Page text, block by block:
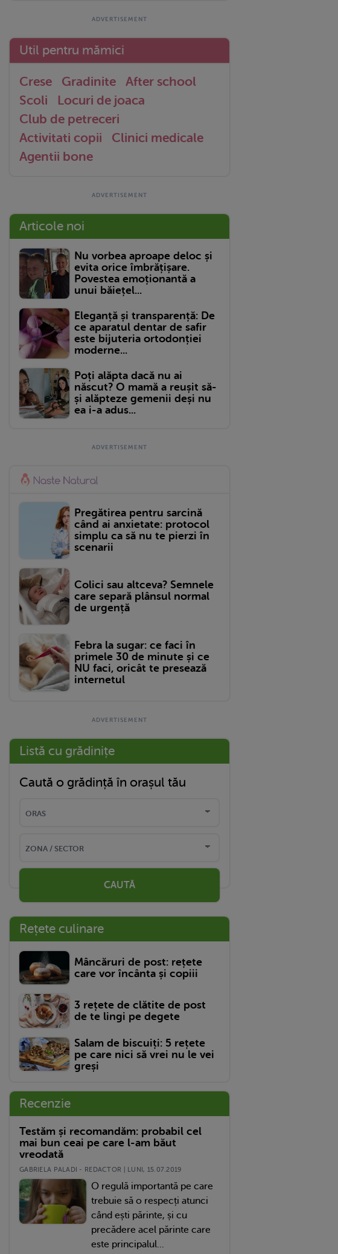
Util pentru mămici
Crese Gradinite
After school
Scoli
Locuri de joaca
Club de petreceri
Activitati copii
Clinici medicale
Agentii bone
Articole noi
Nu vorbea aproape deloc și
evita orice îmbrățișare.
Povestea emoționantă a
unui băiețel...
Eleganță și transparență: De
ce aparatul dentar de safir
este bijuteria ortodonției
moderne...
Poți alăpta dacă nu ai
născut? O mamă a reușit să-
și alăpteze gemenii deși nu
ea i-a adus...
Pregătirea pentru sarcină
când ai anxietate: protocol
simplu ca să nu te pierzi în
scenarii
Colici sau altceva? Semnele
care separă plânsul normal
de urgență
Febra la sugar: ce faci în
primele 30 de minute și ce
NU faci, oricât te presează
internetul
Listă cu grădinițe
Caută o grădință în orașul tău
CAUTĂ
Rețete culinare
Mâncăruri de post: rețete
care vor încânta și copiii
3 rețete de clătite de post
de te lingi pe degete
Salam de biscuiți: 5 rețete
pe care nici să vrei nu le vei
greși
Recenzie
Testăm și recomandăm: probabil cel
mai bun ceai pe care l-am băut
vreodată
GABRIELA PALADI - REDACTOR | LUNI, 15.07.2019
O regulă importantă pe care
trebuie să o respecți atunci
când ești părinte, și cu
precădere acel părinte care
este principalul...